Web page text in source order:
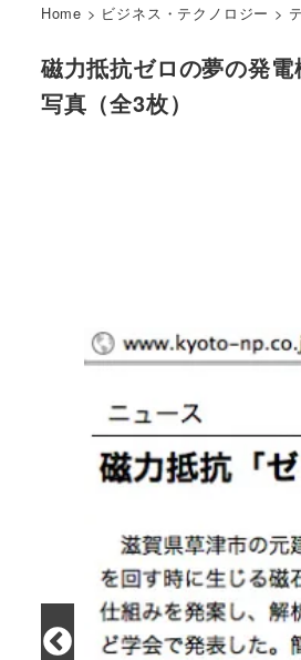
Home > ビジネス・テクノロジー >
磁力抵抗ゼロの夢の発
写真（全3枚）